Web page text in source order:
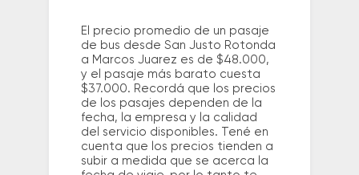
El precio promedio de un pasaje
de bus desde San Justo Rotonda
a Marcos Juarez es de $48.000,
y el pasaje más barato cuesta
$37.000. Recordá que los precios
de los pasajes dependen de la
fecha, la empresa y la calidad
del servicio disponibles. Tené en
cuenta que los precios tienden a
subir a medida que se acerca la